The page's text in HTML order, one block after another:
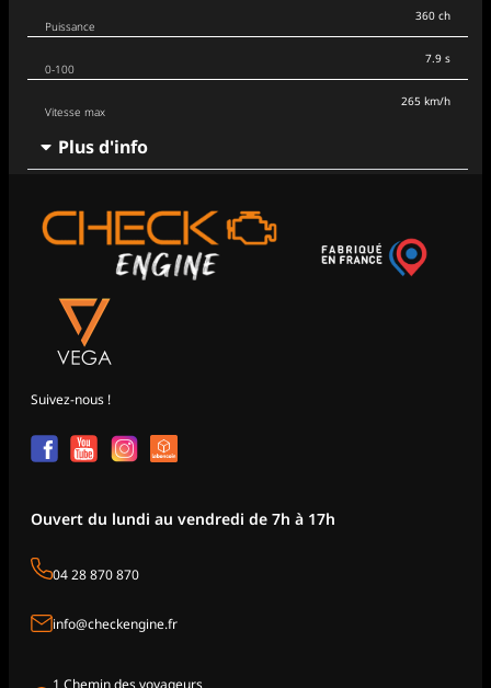
Puissance
0-100
Vitesse max
360 ch
7.9 s
265 km/h
Plus d'info
Suivez-nous !
Ouvert du lundi au vendredi de 7h à 17h
04 28 870 870
info@checkengine.fr
1 Chemin des voyageurs